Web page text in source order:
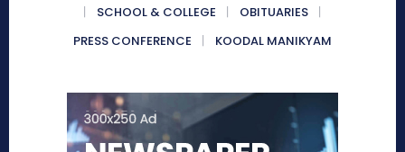
SCHOOL & COLLEGE
OBITUARIES
PRESS CONFERENCE
KOODAL MANIKYAM